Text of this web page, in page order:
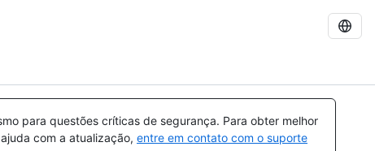
para questões críticas de segurança. Para obter melhor
com a atualização, entre em contato com o suporte